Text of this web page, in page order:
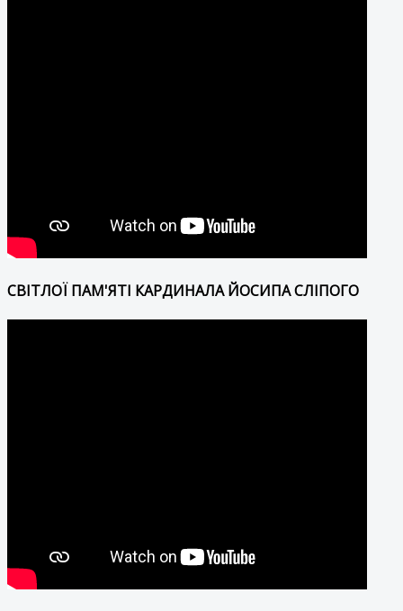
СВІТЛОЇ ПАМ'ЯТІ КАРДИНАЛА ЙОСИПА СЛІПОГО